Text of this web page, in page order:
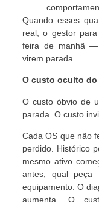
Quando esses
real, o gestor
feira de manhã
virem parada.
O custo oculto do
O custo óbvio de
parada. O custo
Cada OS que não
perdido. Histórico
mesmo ativo
antes, qual peça
equipamento. O
aumenta. O